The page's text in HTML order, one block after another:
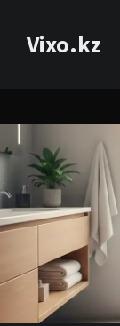
Vixo.kz